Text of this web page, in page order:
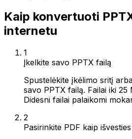
Kaip konvertuoti
internetu
1
Įkelkite savo PPTX failą
Spustelėkite įkėlimo sritį
savo PPTX failą. Failai iki 25
Didesni failai palaikomi
2
Pasirinkite PDF kaip